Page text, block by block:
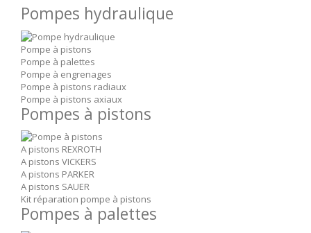
Pompes hydraulique
Pompe à pistons
Pompe à palettes
Pompe à engrenages
Pompe à pistons radiaux
Pompe à pistons axiaux
Pompes à pistons
A pistons REXROTH
A pistons VICKERS
A pistons PARKER
A pistons SAUER
Kit réparation pompe à pistons
Pompes à palettes